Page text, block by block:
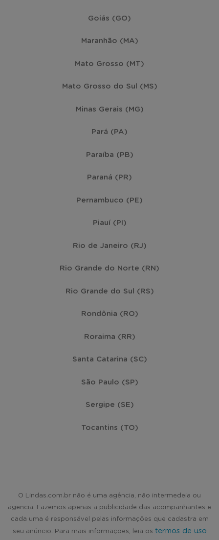
Goiás (GO)
Maranhão (MA)
Mato Grosso (MT)
Mato Grosso do Sul (MS)
Minas Gerais (MG)
Pará (PA)
Paraíba (PB)
Paraná (PR)
Pernambuco (PE)
Piauí (PI)
Rio de Janeiro (RJ)
Rio Grande do Norte (RN)
Rio Grande do Sul (RS)
Rondônia (RO)
Roraima (RR)
Santa Catarina (SC)
São Paulo (SP)
Sergipe (SE)
Tocantins (TO)
O Lindas.com.br não é uma agência, não intermedeia ou
agencia. Fazemos apenas a publicidade das acompanhantes e
cada uma é responsável pelas informações que cadastra em
seu anúncio. Para mais informações, leia os termos de uso